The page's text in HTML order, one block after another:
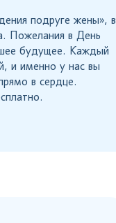
подруге жены», в
Пожелания в День
будущее. Каждый
и именно у нас вы
в сердце.